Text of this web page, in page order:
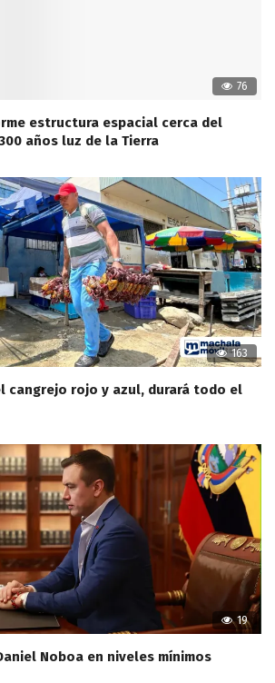
76
estructura espacial cerca del
años luz de la Tierra
163
cangrejo rojo y azul, durará todo el
19
Noboa en niveles mínimos